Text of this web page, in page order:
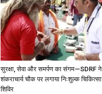
सुरक्षा, सेवा और समर्पण का संगम—SDRF ने
शंकराचार्य चौक पर लगाया निःशुल्क चिकित्सा
शिविर